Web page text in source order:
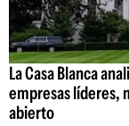
La Casa Blanca
empresas líderes,
abierto